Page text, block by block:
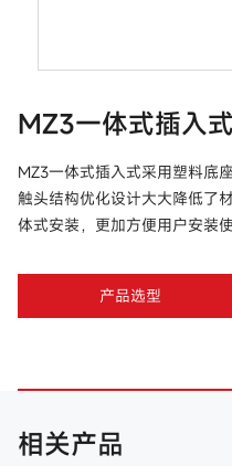
MZ3一体式插入
MZ3一体式插入式采用塑料底
触头结构优化设计大大降低了
体式安装，更加方便用户安装使
产品选型
相关产品